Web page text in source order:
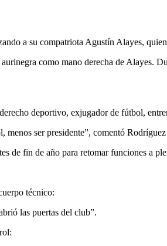
a su compatriota Agustín Alayes,
como mano derecha de Alayes.
deportivo, exjugador de fútbol,
ser presidente”, comentó
de fin de año para retomar funciones a
técnico:
las puertas del club”.